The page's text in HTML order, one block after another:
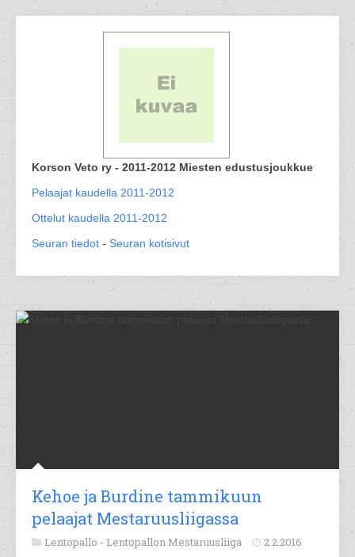
Korson Veto ry - 2011-2012 Miesten edustusjoukkue
Pelaajat kaudella 2011-2012
Ottelut kaudella 2011-2012
Seuran tiedot - Seuran kotisivut
Kehoe ja Burdine tammikuun
pelaajat Mestaruusliigassa
Lentopallo - Lentopallon Mestaruusliiga 2.2.2016